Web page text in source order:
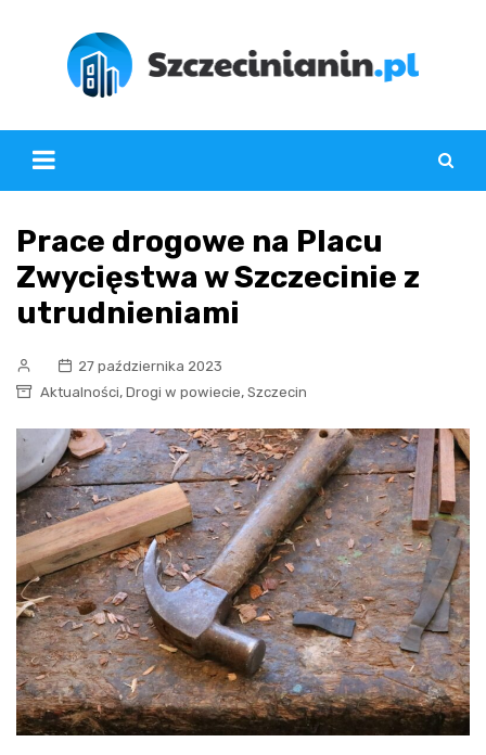
Prace drogowe na Placu
Zwycięstwa w Szczecinie z
utrudnieniami
27 października 2023
Aktualności, Drogi w powiecie, Szczecin